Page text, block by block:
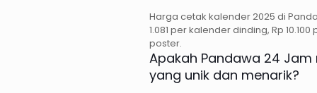
Harga cetak kalender 2025 di
1.081 per kalender dinding, Rp
poster.
Apakah Pandawa 24
yang unik dan menarik?